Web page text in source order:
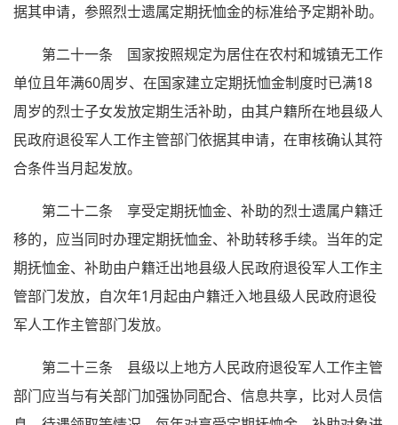
据其申请，参照烈士遗属定期抚恤金的标准给予定期补助。
第二十一条 国家按照规定为居住在农村和城镇无工作
单位且年满60周岁、在国家建立定期抚恤金制度时已满18
周岁的烈士子女发放定期生活补助，由其户籍所在地县级人
民政府退役军人工作主管部门依据其申请，在审核确认其符
合条件当月起发放。
第二十二条 享受定期抚恤金、补助的烈士遗属户籍迁
移的，应当同时办理定期抚恤金、补助转移手续。当年的定
期抚恤金、补助由户籍迁出地县级人民政府退役军人工作主
管部门发放，自次年1月起由户籍迁入地县级人民政府退役
军人工作主管部门发放。
第二十三条 县级以上地方人民政府退役军人工作主管
部门应当与有关部门加强协同配合、信息共享，比对人员信